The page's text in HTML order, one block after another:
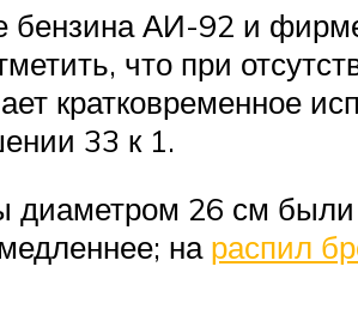
бензина АИ-92 и
что при
кратковременное
33 к 1.
26 см
на распил